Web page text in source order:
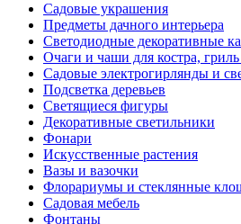
Садовые украшения
Предметы дачного интерьера
Светодиодные декоративные
Очаги и чаши для костра,
Садовые электрогирлянды и
Подсветка деревьев
Светящиеся фигуры
Декоративные светильники
Фонари
Искусственные растения
Вазы и вазочки
Флорариумы и стеклянные
Садовая мебель
Фонтаны